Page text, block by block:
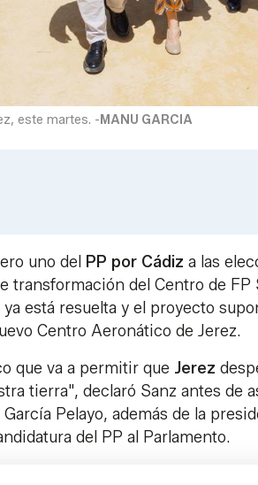
este martes. - MANU GARCIA
uno del PP por Cádiz a las
transformación del Centro de
está resuelta y el proyecto
Centro Aeronático de Jerez.
que va a permitir que Jerez
tierra", declaró Sanz antes de
Pelayo, además de la
del PP al Parlamento.